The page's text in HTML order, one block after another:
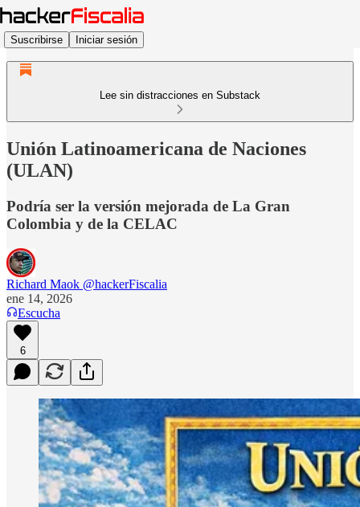
Suscribirse Iniciar sesión
Lee sin distracciones en Substack
Unión Latinoamericana de Naciones
(ULAN)
Podría ser la versión mejorada de La Gran
Colombia y de la CELAC
Richard Maok @hackerFiscalia
ene 14, 2026
Escucha
6